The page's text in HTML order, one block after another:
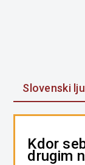
Slovenski
Kdor
drugim